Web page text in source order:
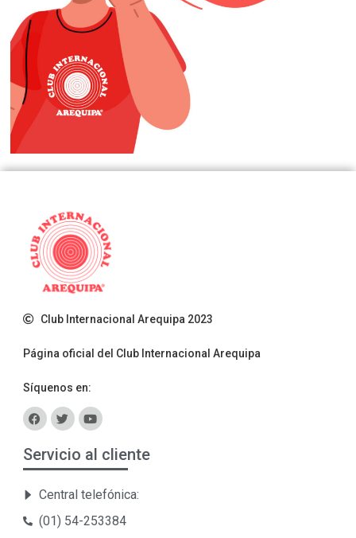
Club Internacional Arequipa 2023
Página oficial del Club Internacional Arequipa
Síquenos en:
Servicio al cliente
Central telefónica:
(01) 54-253384